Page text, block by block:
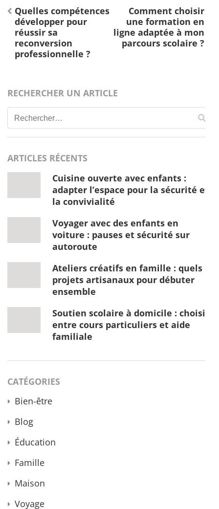
Navigation
de
l’article
Quelles compétences
développer pour
réussir sa
reconversion
professionnelle ?
Comment choisir
une formation en
ligne adaptée à mon
parcours scolaire ?
RECHERCHER UN ARTICLE
Rechercher :
ARTICLES RÉCENTS
Cuisine ouverte avec enfants :
adapter l’espace pour la sécurité et
la convivialité
Voyager avec des enfants en
voiture : pauses et sécurité sur
autoroute
Ateliers créatifs en famille : quels
projets artisanaux pour débuter
ensemble
Soutien scolaire à domicile : choisir
entre cours particuliers et aide
familiale
CATÉGORIES
Bien-être
Blog
Éducation
Famille
Maison
Voyage